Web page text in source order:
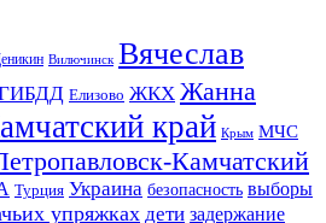
Вилючинск Вячеслав
Елизово ЖКХ Жанна
край Крым МЧС
Камчатский
Турция Украина безопасность выборы
упряжках дети задержание